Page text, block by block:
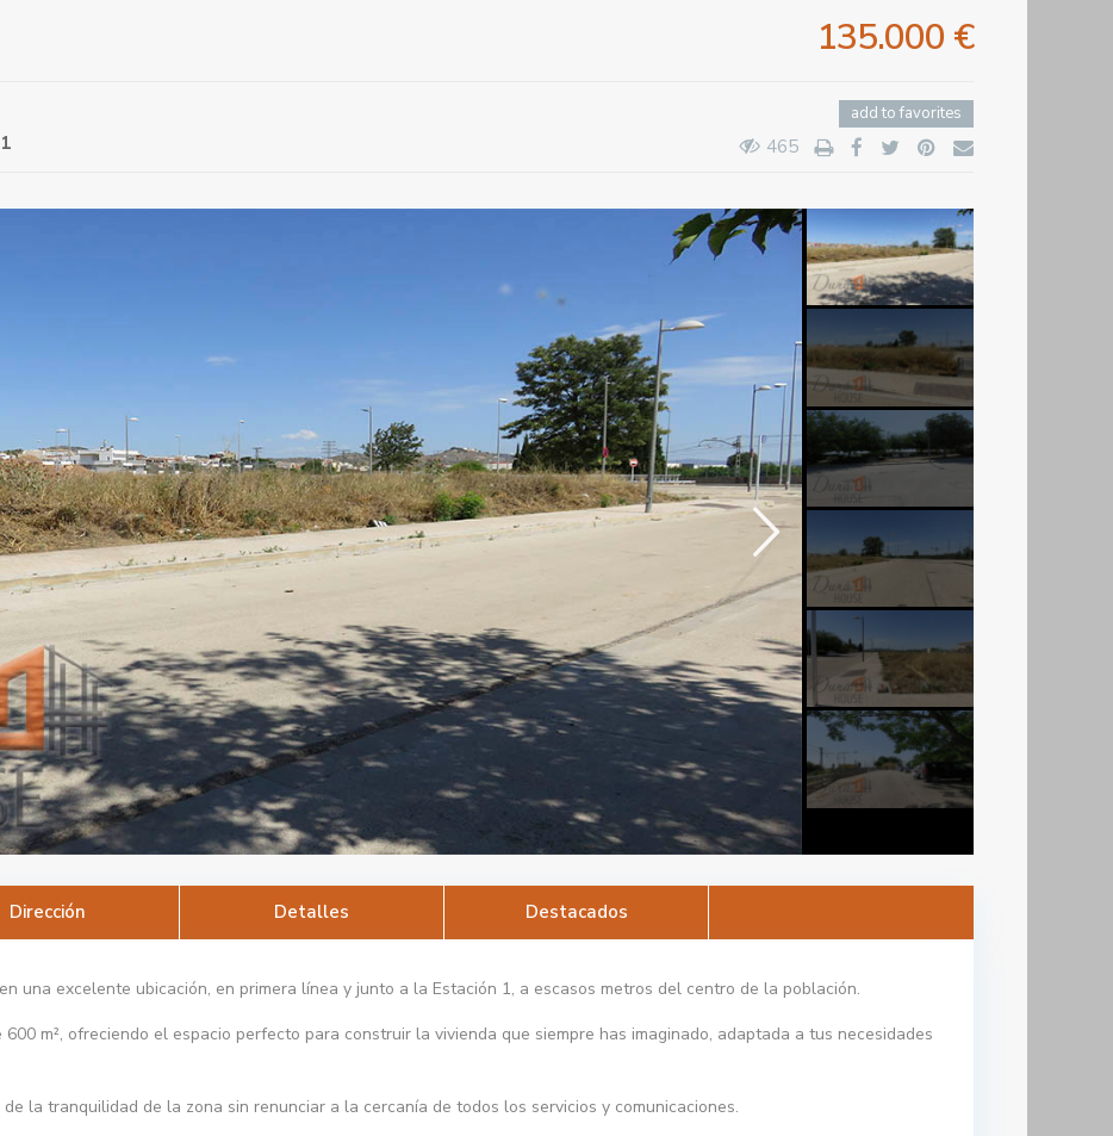
135.000 €
add to favorites
465
Dirección Detalles Destacados
una excelente ubicación, en primera línea y junto a la Estación 1, a escasos metros del centro de la población.
m², ofreciendo el espacio perfecto para construir la vivienda que siempre has imaginado, adaptada a tus necesidades
la tranquilidad de la zona sin renunciar a la cercanía de todos los servicios y comunicaciones.